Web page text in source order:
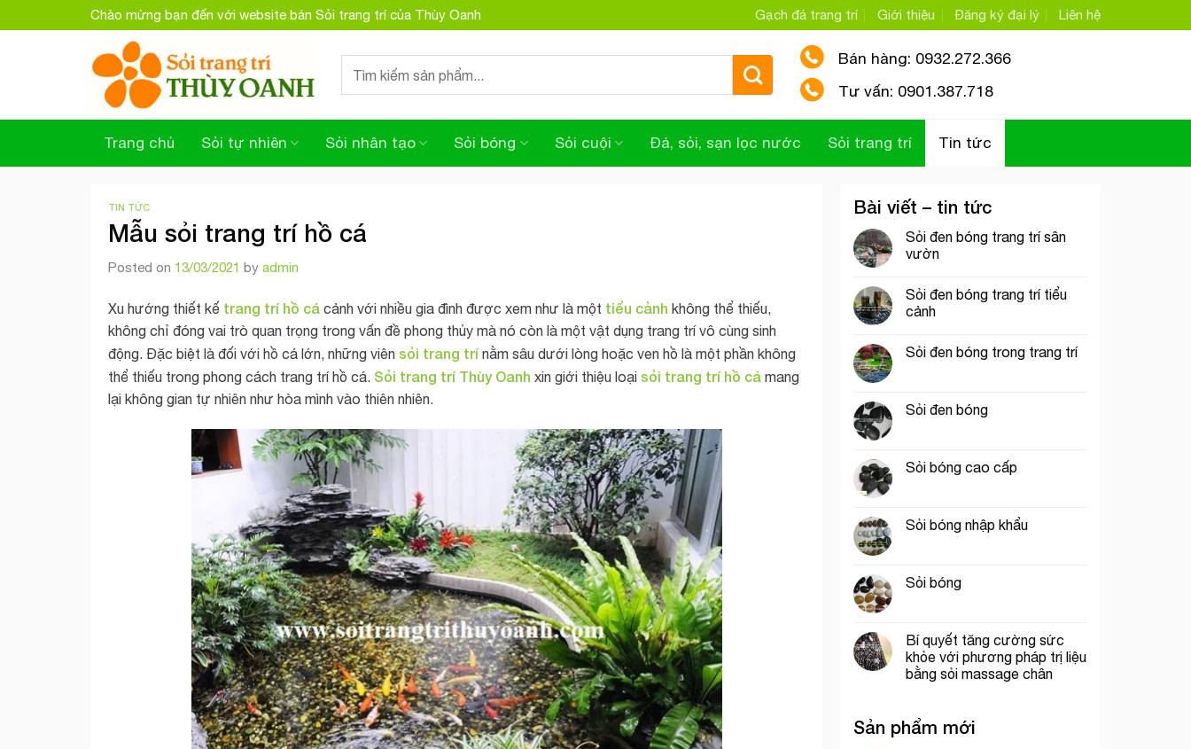
to
Chào mừng bạn đến với website bán Sỏi trang trí của Thùy Oanh Gạch đá trang trí Giới thiệu Đăng ký đại lý Liên hệ
Search
Bán hàng: 0932.272.366
Tư vấn: 0901.387.718
Trang chủ Sỏi tự nhiên Sỏi nhân tạo Sỏi bóng Sỏi cuội Đá, sỏi, sạn lọc nước Sỏi trang trí Tin tức
TIN TỨC
Mẫu sỏi trang trí hồ cá
Posted on 13/03/2021 by admin
Xu hướng thiết kế trang trí hồ cá cảnh với nhiều gia đình được xem như là một tiểu cảnh không thể thiếu,
không chỉ đóng vai trò quan trọng trong vấn đề phong thủy mà nó còn là một vật dụng trang trí vô cùng sinh
động. Đặc biệt là đối với hồ cá lớn, những viên sỏi trang trínằm sâu dưới lòng hoặc ven hồ là một phần không
thể thiếu trong phong cách trang trí hồ cá. Sỏi trang trí Thùy Oanh xin giới thiệu loại sỏi trang trí hồ cá mang
lại không gian tự nhiên như hòa mình vào thiên nhiên.
Bài viết – tin tức
Sỏi đen bóng trang trí sân
vườn
Sỏi đen bóng trang trí tiểu
cảnh
Sỏi đen bóng trong trang trí
Sỏi đen bóng
Sỏi bóng cao cấp
Sỏi bóng nhập khẩu
Sỏi bóng
Bí quyết tăng cường sức
khỏe với phương pháp trị liệu
bằng sỏi massage chân
Sản phẩm mới